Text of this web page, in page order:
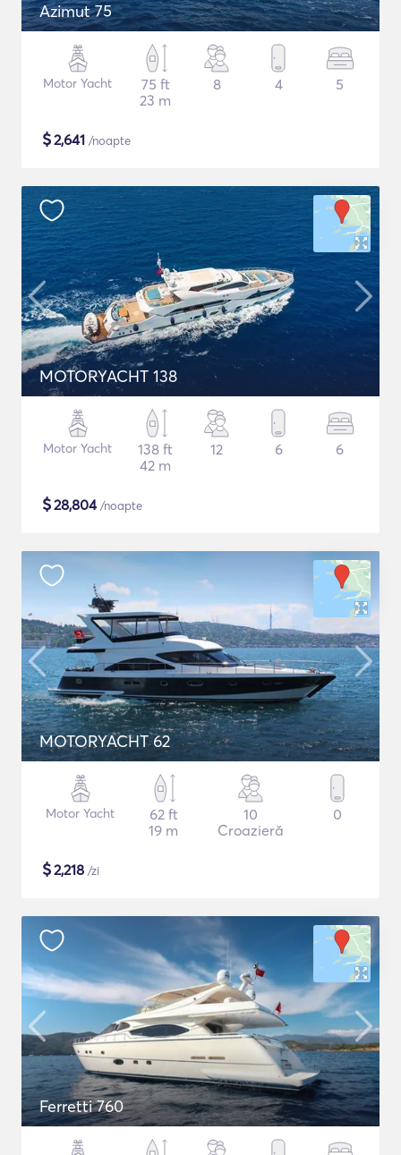
Azimut 75
Motor Yacht
75 ft
23 m
8 4 5
$2,641 /noapte
MOTORYACHT 138
Motor Yacht
138 ft
42 m
12 6 6
$28,804/noapte
MOTORYACHT 62
Motor Yacht
62 ft
19 m
10
Croazieră
0
$2,218 /zi
Ferretti 760